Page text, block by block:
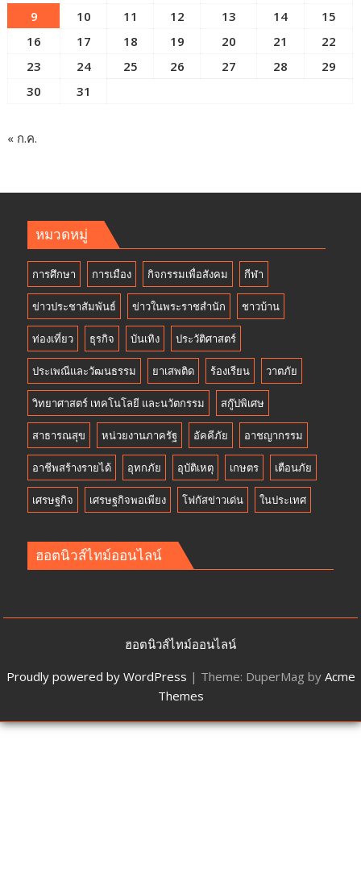
9
10 11 12 13 14
15
16
17 18 19 20 21
22
23
24 25 26 27 28
29
30
31
« ก.ค.
หมวดหมู่
การศึกษา การเมือง กิจกรรมเพื่อสังคม กีฬา
ข่าวประชาสัมพันธ์ ข่าวในพระราชสำนัก ชาวบ้าน
ท่องเที่ยว ธุรกิจ บันเทิง ประวัติศาสตร์
ประเพณีและวัฒนธรรม ยาเสพติด ร้องเรียน วาตภัย
วิทยาศาสตร์ เทคโนโลยี และนวัตกรรม สกู๊ปพิเศษ
สาธารณสุข หน่วยงานภาครัฐ อัคคีภัย อาชญากรรม
อาชีพสร้างรายได้ อุทกภัย อุบัติเหตุ เกษตร เตือนภัย
เศรษฐกิจ เศรษฐกิจพอเพียง โฟกัสข่าวเด่น ในประเทศ
ฮอตนิวส์ไทม์ออนไลน์
ฮอตนิวส์ไทม์ออนไลน์
Proudly powered by WordPress | Theme: DuperMag by Acme
Themes